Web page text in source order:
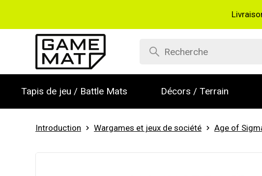
Tapis de jeu / Battle Mats Décors / Terrain
Introduction Wargames et jeux de société Age of